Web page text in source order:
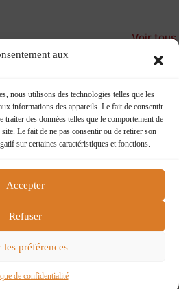
aux
nous utilisons des technologies telles que les
informations des appareils. Le fait de consentir
traiter des données telles que le comportement de
Le fait de ne pas consentir ou de retirer son
sur certaines caractéristiques et fonctions.
Accepter
Refuser
les préférences
de confidentialité
Voir tous
Confesse
boat
Politique de confidentialité